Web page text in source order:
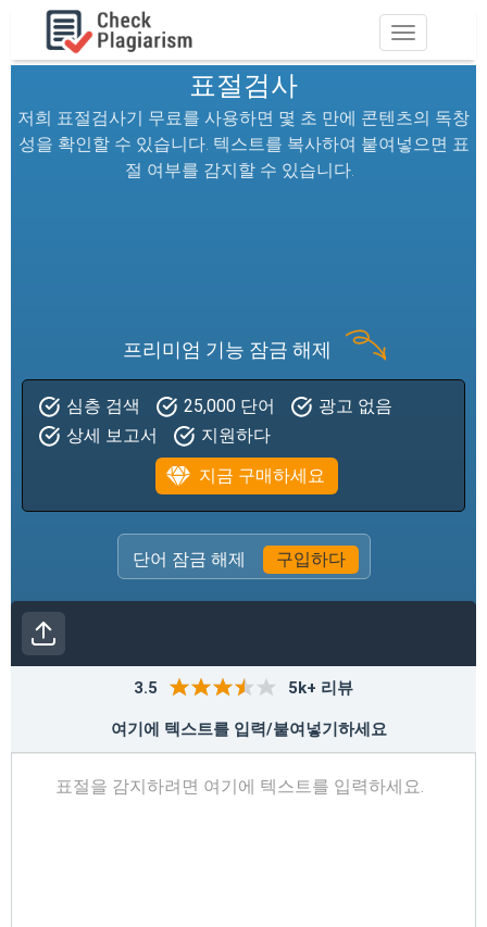
Toggle
navigation
표절검사
저희 표절검사기 무료를 사용하면 몇 초 만에 콘텐츠의 독창
성을 확인할 수 있습니다. 텍스트를 복사하여 붙여넣으면 표
절 여부를 감지할 수 있습니다.
프리미엄 기능 잠금 해제
심층 검색
심층 검색
25,000 단어
25,000 단어
광고 없음
상세 보고서
상세 보고서
지원하다
지원하다
지금 구매하세요
단어 잠금 해제 구입하다
여기에 텍스트를 입력/붙여넣기하세요
3.5 5k+ 리뷰